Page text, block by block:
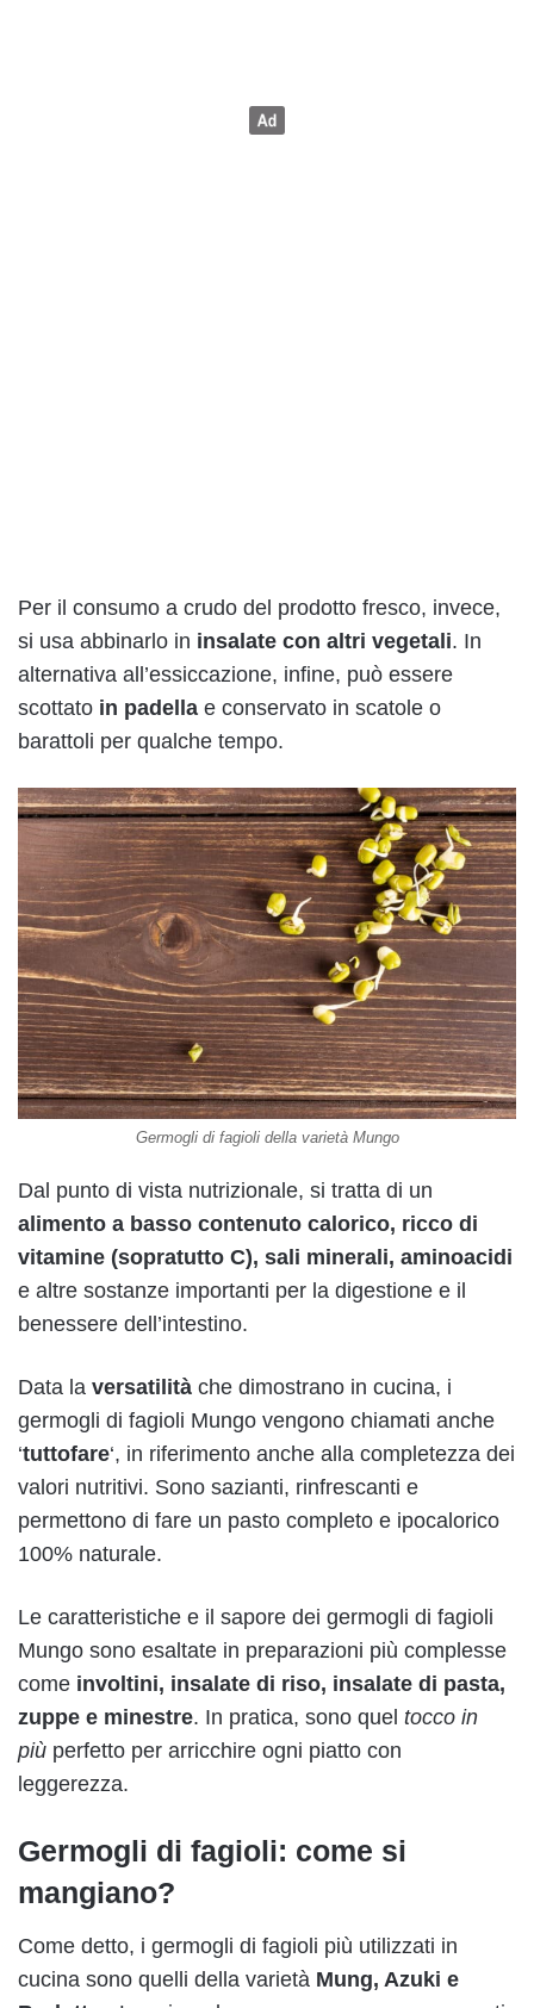
Per il consumo a crudo del prodotto fresco, invece,
si usa abbinarlo in insalate con altri vegetali. In
alternativa all’essiccazione, infine, può essere
scottato in padella e conservato in scatole o
barattoli per qualche tempo.
Germogli di fagioli della varietà Mungo
Dal punto di vista nutrizionale, si tratta di un
alimento a basso contenuto calorico, ricco di
vitamine (sopratutto C), sali minerali, aminoacidi
e altre sostanze importanti per la digestione e il
benessere dell’intestino.
Data la versatilità che dimostrano in cucina, i
germogli di fagioli Mungo vengono chiamati anche
‘tuttofare‘, in riferimento anche alla completezza dei
valori nutritivi. Sono sazianti, rinfrescanti e
permettono di fare un pasto completo e ipocalorico
100% naturale.
Le caratteristiche e il sapore dei germogli di fagioli
Mungo sono esaltate in preparazioni più complesse
come involtini, insalate di riso, insalate di pasta,
zuppe e minestre. In pratica, sono quel tocco in
più perfetto per arricchire ogni piatto con
leggerezza.
Germogli di fagioli: come si
mangiano?
Come detto, i germogli di fagioli più utilizzati in
cucina sono quelli della varietà Mung, Azuki e